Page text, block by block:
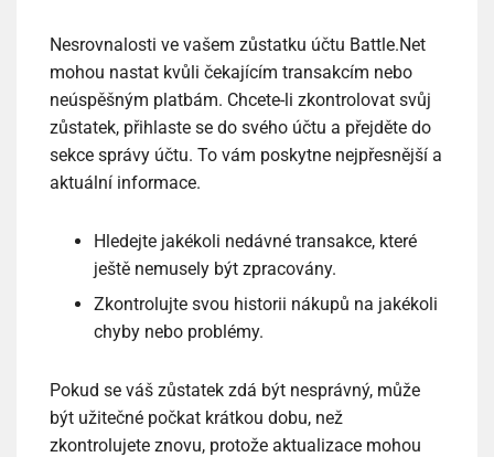
Nesrovnalosti ve vašem zůstatku účtu Battle.Net
mohou nastat kvůli čekajícím transakcím nebo
neúspěšným platbám. Chcete-li zkontrolovat svůj
zůstatek, přihlaste se do svého účtu a přejděte do
sekce správy účtu. To vám poskytne nejpřesnější a
aktuální informace.
Hledejte jakékoli nedávné transakce, které
ještě nemusely být zpracovány.
Zkontrolujte svou historii nákupů na jakékoli
chyby nebo problémy.
Pokud se váš zůstatek zdá být nesprávný, může
být užitečné počkat krátkou dobu, než
zkontrolujete znovu, protože aktualizace mohou